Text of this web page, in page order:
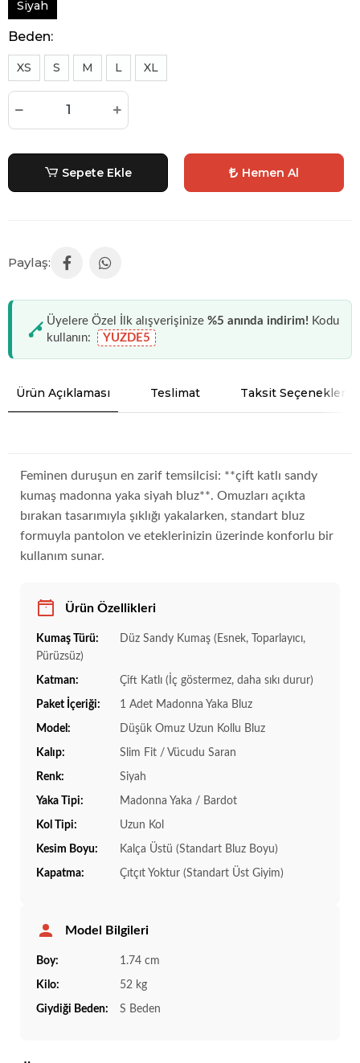
Siyah
Beden:
XS S M L XL
Sepete Ekle Hemen Al
Üyelere Özel İlk alışverişinize %5 anında indirim! Kodu
kullanın:
YUZDE5
Ürün Açıklaması Teslimat Taksit Seçenekleri
Feminen duruşun en zarif temsilcisi: **çift katlı sandy
kumaş madonna yaka siyah bluz**. Omuzları açıkta
bırakan tasarımıyla şıklığı yakalarken, standart bluz
formuyla pantolon ve eteklerinizin üzerinde konforlu bir
kullanım sunar.
Ürün Özellikleri
Kumaş Türü:
Düz Sandy Kumaş (Esnek, Toparlayıcı,
Pürüzsüz)
Katman: Çift Katlı (İç göstermez, daha sıkı durur)
Paket İçeriği: 1 Adet Madonna Yaka Bluz
Model: Düşük Omuz Uzun Kollu Bluz
Kalıp: Slim Fit / Vücudu Saran
Renk: Siyah
Yaka Tipi: Madonna Yaka / Bardot
Kol Tipi: Uzun Kol
Kesim Boyu: Kalça Üstü (Standart Bluz Boyu)
Kapatma: Çıtçıt Yoktur (Standart Üst Giyim)
Model Bilgileri
Boy: 1.74 cm
Kilo: 52 kg
Giydiği Beden: S Beden